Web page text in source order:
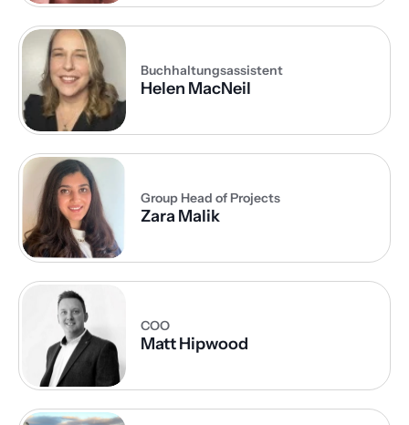
Buchhaltungsassistent
Helen MacNeil
Group Head of Projects
Zara Malik
COO
Matt Hipwood